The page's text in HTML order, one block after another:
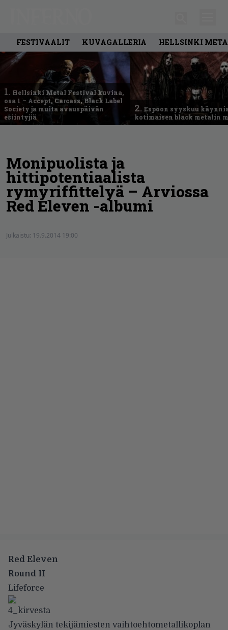
FESTIVAALIT KUVAGALLERIA HELLSINKI
1. Hellsinki Metal Festival kuvina,
osa 1 – Accept, Carcass, Black Label
Society ja muita avauspäivän
esiintyjiä
2. Espoon syyskuu
kotimaisen black metalin
Monipuolista ja
hittipotentiaalista
rymyriffittelyä – Arviossa
Red Eleven -albumi
Julkaistu: 19.9.2014 19:00
Red Eleven
Round II
Lifeforce
Jyväskylän tekijämiesten vaihtoehtometallikoplan